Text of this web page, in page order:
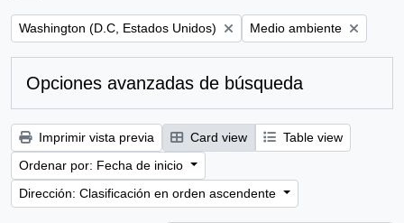
Remove filter:
Washington (D.C, Estados Unidos) Remove filter:
Medio ambiente
Opciones avanzadas de búsqueda
Imprimir vista previa Card view
Table view
Ordenar por: Fecha de inicio
Dirección: Clasificación en orden ascendente